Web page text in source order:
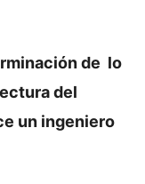
de lo
del
un ingeniero